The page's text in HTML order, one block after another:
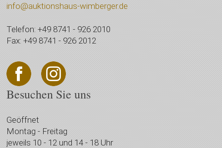
info@auktionshaus-wimberger.de
Telefon: +49 8741 - 926 2010
Fax: +49 8741 - 926 2012
Besuchen Sie uns
Geöffnet
Montag - Freitag
jeweils 10 - 12 und 14 - 18 Uhr